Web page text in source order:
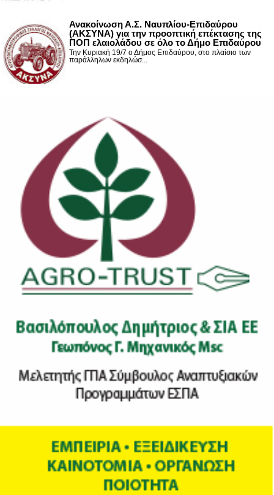
Ανακοίνωση Α.Σ. Ναυπλίου-Επιδαύρου
(ΑΚΣΥΝΑ) για την προοπτική επέκτασης της
ΠΟΠ ελαιολάδου σε όλο το Δήμο Επιδαύρου
Την Κυριακή 19/7 ο Δήμος Επιδαύρου, στο πλαίσιο των
παράλληλων εκδηλώσ...